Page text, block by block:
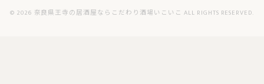
© 2026 奈良県王寺の居酒屋ならこだわり酒場いこいこ ALL RIGHTS RESERVED.